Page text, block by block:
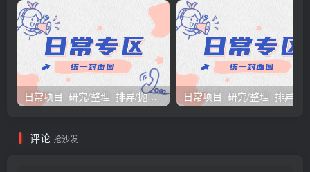
日常项目_研究/整理_排异/抛弃汇总[26.3.15-3.21整理]
评论 抢沙发